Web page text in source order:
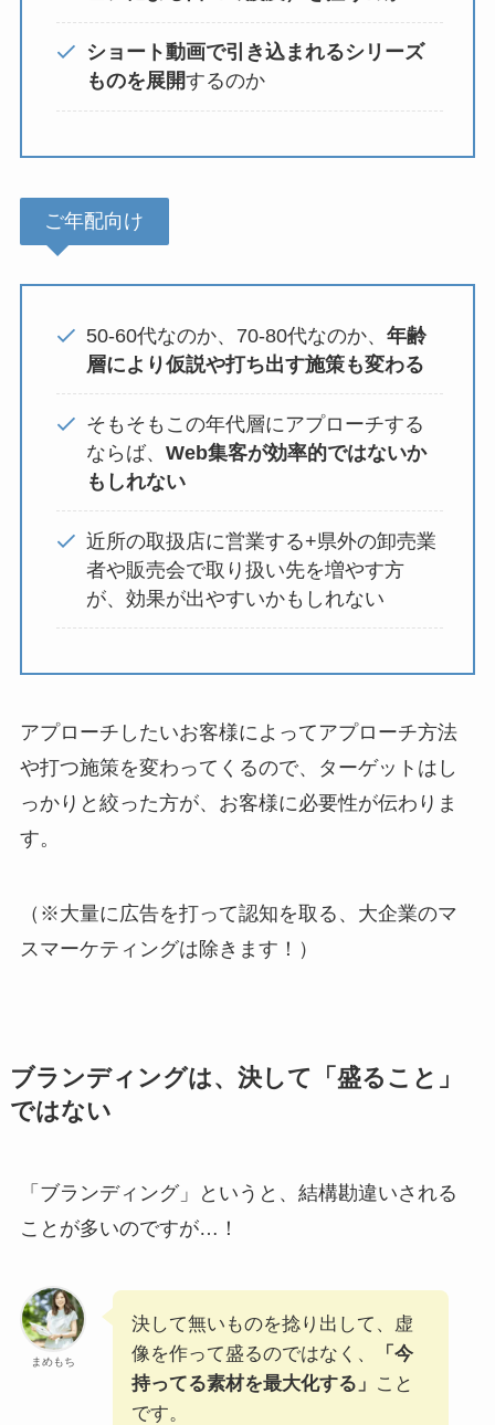
ショート動画で引き込まれるシリーズ
ものを展開するのか
ご年配向け
50-60代なのか、70-80代なのか、年齢
層により仮説や打ち出す施策も変わる
そもそもこの年代層にアプローチする
ならば、Web集客が効率的ではないか
もしれない
近所の取扱店に営業する+県外の卸売業
者や販売会で取り扱い先を増やす方
が、効果が出やすいかもしれない
アプローチしたいお客様によってアプローチ方法
や打つ施策を変わってくるので、ターゲットはし
っかりと絞った方が、お客様に必要性が伝わりま
す。
（※大量に広告を打って認知を取る、大企業のマ
スマーケティングは除きます！）
ブランディングは、決して「盛ること」
ではない
「ブランディング」というと、結構勘違いされる
ことが多いのですが…！
まめもち
決して無いものを捻り出して、虚
像を作って盛るのではなく、
「今
持ってる素材を最大化する」 こと
です。